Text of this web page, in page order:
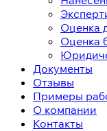
Оценка
Оценка
Документы
Отзывы
Примеры
О компании
Контакты